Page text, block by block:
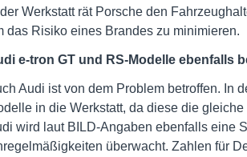
Werkstatt rät Porsche den
das Risiko eines Brandes zu minimieren.
e-tron GT und RS-Modelle ebenfalls
Audi ist von dem Problem betroffen. In
in die Werkstatt, da diese die
wird laut BILD-Angaben ebenfalls eine
überwacht. Zahlen für